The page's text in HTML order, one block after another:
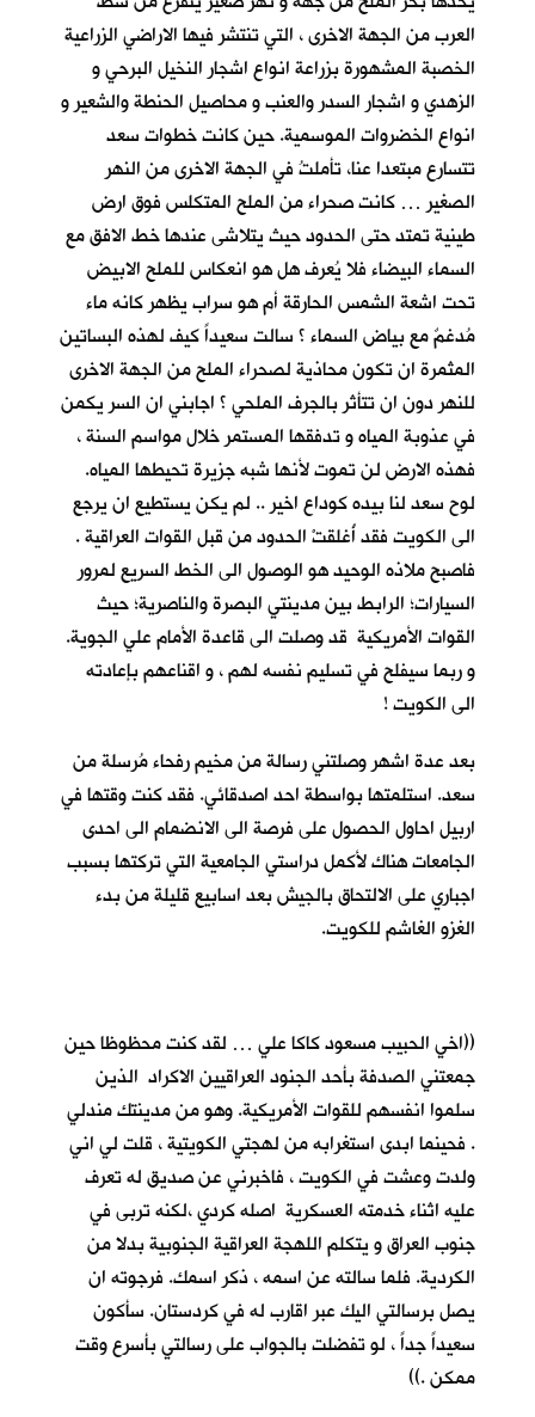
العرب من الجهة الاخرى ، التي تنتشر فيها الاراضي الزراعية
الخصبة المشهورة بزراعة انواع اشجار النخيل البرحي و
الزهدي و اشجار السدر والعنب و محاصيل الحنطة والشعير و
انواع الخضروات الموسمية. حين كانت خطوات سعد
تتسارع مبتعدا عنا، تأملتُ في الجهة الاخرى من النهر
الصغير … كانت صحراء من الملح المتكلس فوق ارض
طينية تمتد حتى الحدود حيث يتلاشى عندها خط الافق مع
السماء البيضاء فلا يُعرف هل هو انعكاس للملح الابيض
تحت اشعة الشمس الحارقة أم هو سراب يظهر كانه ماء
مُدغمٌ مع بياض السماء ؟ سالت سعيداً كيف لهذه البساتين
المثمرة ان تكون محاذية لصحراء الملح من الجهة الاخرى
للنهر دون ان تتأثر بالجرف الملحي ؟ اجابني ان السر يكمن
في عذوبة المياه و تدفقها المستمر خلال مواسم السنة ،
فهذه الارض لن تموت لأنها شبه جزيرة تحيطها المياه.
لوح سعد لنا بيده كوداع اخير .. لم يكن يستطيع ان يرجع
الى الكويت فقد أُغلقتْ الحدود من قبل القوات العراقية .
فاصبح ملاذه الوحيد هو الوصول الى الخط السريع لمرور
السيارات؛ الرابط بين مدينتي البصرة والناصرية؛ حيث
القوات الأمريكية قد وصلت الى قاعدة الأمام علي الجوية.
و ربما سيفلح في تسليم نفسه لهم ، و اقناعهم بإعادته
الى الكويت !
بعد عدة اشهر وصلتني رسالة من مخيم رفحاء مُرسلة من
سعد. استلمتها بواسطة احد اصدقائي. فقد كنت وقتها في
اربيل احاول الحصول على فرصة الى الانضمام الى احدى
الجامعات هناك لأكمل دراستي الجامعية التي تركتها بسبب
اجباري على الالتحاق بالجيش بعد اسابيع قليلة من بدء
الغزو الغاشم للكويت.
((اخي الحبيب مسعود كاكا علي … لقد كنت محظوظا حين
جمعتني الصدفة بأحد الجنود العراقيين الاكراد الذين
سلموا انفسهم للقوات الأمريكية. وهو من مدينتك مندلي
. فحينما ابدى استغرابه من لهجتي الكويتية ، قلت لي اني
ولدت وعشت في الكويت ، فاخبرني عن صديق له تعرف
عليه اثناء خدمته العسكرية اصله كردي ،لكنه تربى في
جنوب العراق و يتكلم اللهجة العراقية الجنوبية بدلا من
الكردية. فلما سالته عن اسمه ، ذكر اسمك. فرجوته ان
يصل برسالتي اليك عبر اقارب له في كردستان. سأكون
سعيداً جداً ، لو تفضلت بالجواب على رسالتي بأسرع وقت
ممكن .))